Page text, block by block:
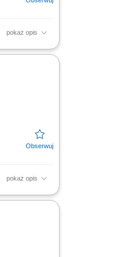
pokaż opis
pokaż opis